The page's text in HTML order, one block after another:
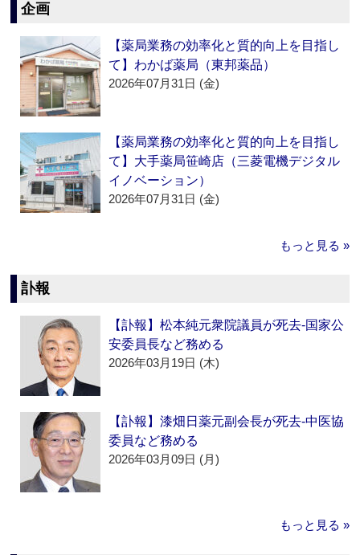
企画
【薬局業務の効率化と質的向上を目指し
て】わかば薬局（東邦薬品）
2026年07月31日 (金)
【薬局業務の効率化と質的向上を目指し
て】大手薬局笹崎店（三菱電機デジタル
イノベーション）
2026年07月31日 (金)
もっと見る »
訃報
【訃報】松本純元衆院議員が死去‐国家公
安委員長など務める
2026年03月19日 (木)
【訃報】漆畑日薬元副会長が死去‐中医協
委員など務める
2026年03月09日 (月)
もっと見る »